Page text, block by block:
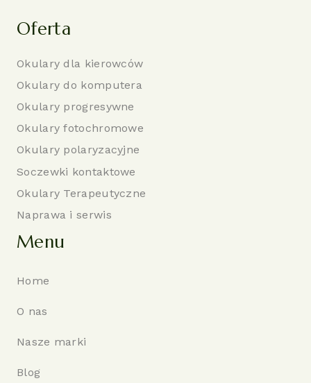
Oferta
Okulary dla kierowców
Okulary do komputera
Okulary progresywne
Okulary fotochromowe
Okulary polaryzacyjne
Soczewki kontaktowe
Okulary Terapeutyczne
Naprawa i serwis
Menu
Home
O nas
Nasze marki
Blog